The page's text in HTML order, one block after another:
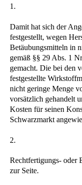
1.
Damit hat sich der
festgestellt, wegen
Betäubungsmitteln in
gemäß §§ 29 Abs. 1
gemacht. Die bei den
festgestellte
nicht geringe Menge
vorsätzlich gehandelt
Kosten für seinen
Schwarzmarkt
2.
Rechtfertigungs- oder
zur Seite.